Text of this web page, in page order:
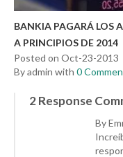
BANKIA PAGARÁ LOS
A PRINCIPIOS DE 2014
Posted on Oct-23-2013
By admin with 0
2 Response
By